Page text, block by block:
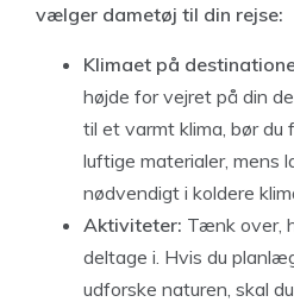
vælger dametøj til din rejse:
Klimaet på
højde for vejret på din
til et varmt klima, bør du
luftige materialer, mens
nødvendigt i koldere
Aktiviteter: Tænk over,
deltage i. Hvis du
udforske naturen, skal